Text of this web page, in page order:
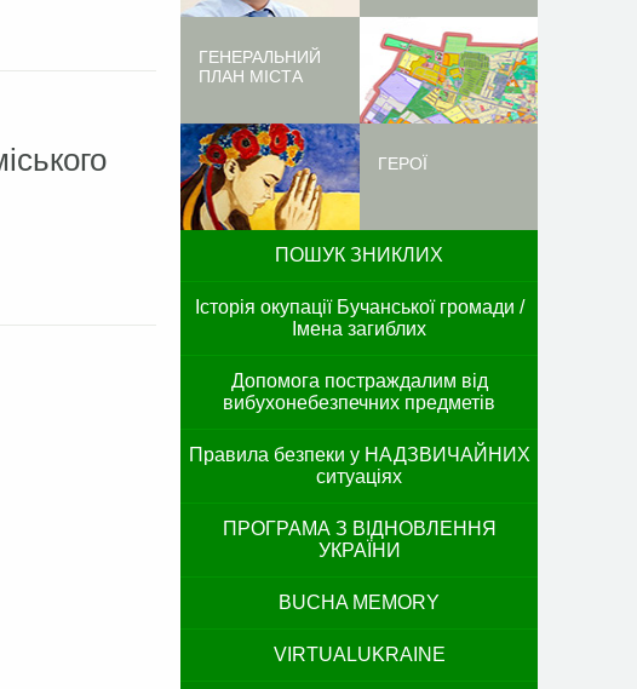
ГЕНЕРАЛЬНИЙ
ПЛАН МІСТА
ГЕРОЇ
ПОШУК ЗНИКЛИХ
Історія окупації Бучанської громади /
Імена загиблих
Допомога постраждалим від
вибухонебезпечних предметів
Правила безпеки у НАДЗВИЧАЙНИХ
ситуаціях
ПРОГРАМА З ВІДНОВЛЕННЯ
УКРАЇНИ
BUCHA MEMORY
VIRTUALUKRAINE